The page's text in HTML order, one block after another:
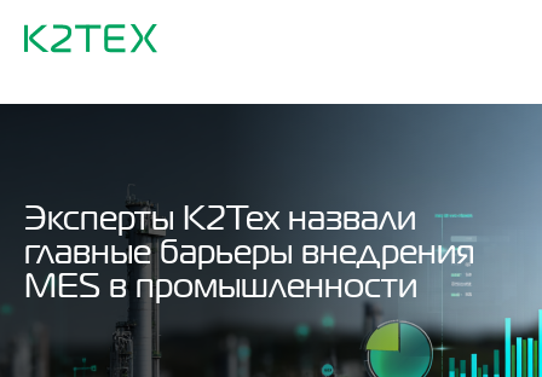
Эксперты К2Тех назвали
главные барьеры внедрения
MES в промышленности